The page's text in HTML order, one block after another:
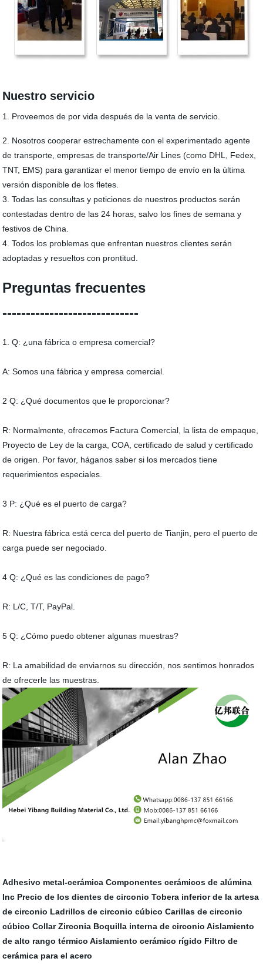
Nuestro servicio
1. Proveemos de por vida después de la venta de servicio.
2. Nosotros cooperar estrechamente con el experimentado agente
de transporte, empresas de transporte/Air Lines (como DHL, Fedex,
TNT, EMS) para garantizar el menor tiempo de envío en la última
versión disponible de los fletes.
3. Todas las consultas y peticiones de nuestros productos serán
contestadas dentro de las 24 horas, salvo los fines de semana y
festivos de China.
4. Todos los problemas que enfrentan nuestros clientes serán
adoptadas y resueltos con prontitud.
Preguntas frecuentes
-----------------------------
1. Q: ¿una fábrica o empresa comercial?
A: Somos una fábrica y empresa comercial.
2 Q: ¿Qué documentos que le proporcionar?
R: Normalmente, ofrecemos Factura Comercial, la lista de empaque,
Proyecto de Ley de la carga, COA, certificado de salud y certificado
de origen. Por favor, háganos saber si los mercados tiene
requerimientos especiales.
3 P: ¿Qué es el puerto de carga?
R: Nuestra fábrica está cerca del puerto de Tianjin, pero el puerto de
carga puede ser negociado.
4 Q: ¿Qué es las condiciones de pago?
R: L/C, T/T, PayPal.
5 Q: ¿Cómo puedo obtener algunas muestras?
R: La amabilidad de enviarnos su dirección, nos sentimos honrados
de ofrecerle las muestras.
Adhesivo metal-cerámica Componentes cerámicos de alúmina
Inc Precio de los dientes de circonio Tobera inferior de la artesa
de circonio Ladrillos de circonio cúbico Carillas de circonio
cúbico Collar Zirconia Boquilla interna de circonio Aislamiento
de alto rango térmico Aislamiento cerámico rígido Filtro de
cerámica para el acero